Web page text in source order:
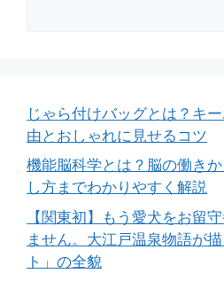
じゃら付けバッグとは？キ
由とおしゃれに見せるコツ
機能脳科学とは？脳の働き
し方までわかりやすく解説
【関東初】もう愛犬をお留
ません。大江戸温泉物語が
ト」の全貌